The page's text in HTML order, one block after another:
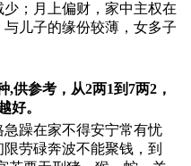
；月上偏财，家中主权在
儿子的缘份较薄，女多子
供参考，从2两1到7两2，
好。
躁在家不得安宁常有忧
劳碌奔波不能聚钱，到